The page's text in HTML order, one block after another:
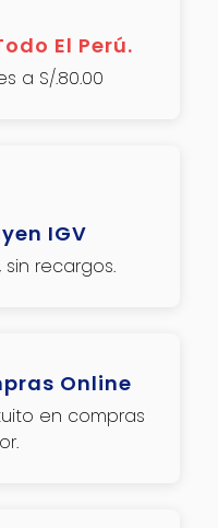
El Perú.
a S/.80.00
IGV
recargos.
Online
en compras